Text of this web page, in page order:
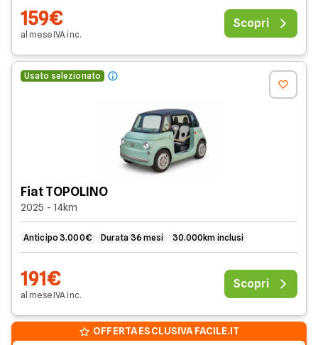
159€
al meseIVAinc.
Scopri
Usato selezionato
Fiat TOPOLINO
2025 - 14km
Anticipo 3.000€ Durata 36 mesi 30.000km inclusi
191€
al meseIVAinc.
Scopri
OFFERTA ESCLUSIVA FACILE.IT